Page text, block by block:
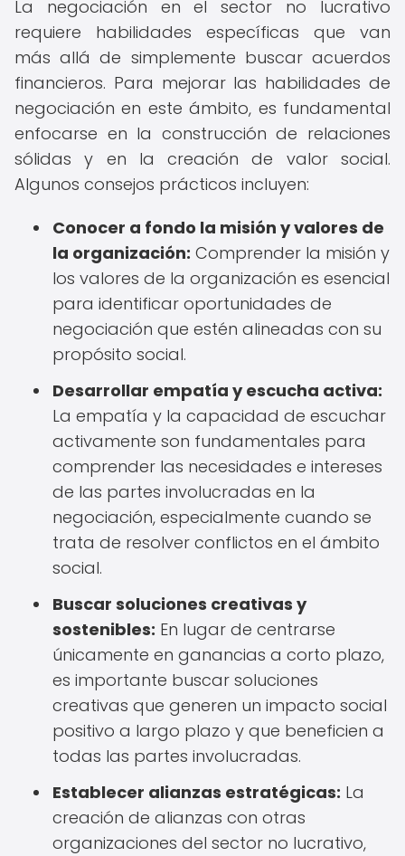
La negociación en el sector no lucrativo
requiere habilidades específicas que van
más allá de simplemente buscar acuerdos
financieros. Para mejorar las habilidades de
negociación en este ámbito, es fundamental
enfocarse en la construcción de relaciones
sólidas y en la creación de valor social.
Algunos consejos prácticos incluyen:
Conocer a fondo la misión y valores de
la organización: Comprender la misión y
los valores de la organización es esencial
para identificar oportunidades de
negociación que estén alineadas con su
propósito social.
Desarrollar empatía y escucha activa:
La empatía y la capacidad de escuchar
activamente son fundamentales para
comprender las necesidades e intereses
de las partes involucradas en la
negociación, especialmente cuando se
trata de resolver conflictos en el ámbito
social.
Buscar soluciones creativas y
sostenibles: En lugar de centrarse
únicamente en ganancias a corto plazo,
es importante buscar soluciones
creativas que generen un impacto social
positivo a largo plazo y que beneficien a
todas las partes involucradas.
Establecer alianzas estratégicas: La
creación de alianzas con otras
organizaciones del sector no lucrativo,